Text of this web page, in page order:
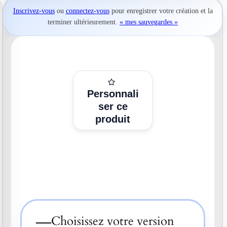
Inscrivez-vousou connectez-vouspour enregistrer votre création et la
terminer ultérieurement. « mes sauvegardes »
Personnali
ser ce
produit
—Choisissez votre version